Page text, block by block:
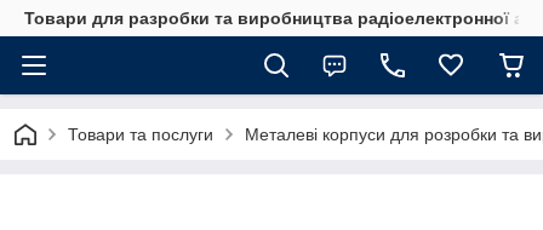
Товари для разробки та виробництва радіоелектронної
Товари та послуги Металеві корпуси для розробки та